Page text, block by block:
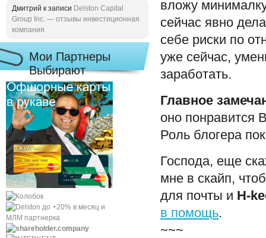
Дмитрий к записи Delston Capital
Group Inc. — отзывы инвестиционная
компания
Мои Партнеры
Выбирают
вложу
сейчас явно
себе риски по
уже сейчас,
заработать.
Главное
оно понравится
Роль блогера
Господа, еще
мне в скайп,
для почты и H-
в помощь.
~~~